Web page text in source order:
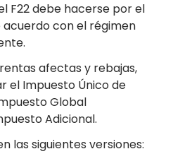
F22 debe hacerse por el
con el régimen
afectas y rebajas,
el Impuesto Único de
Global
Adicional.
las siguientes versiones: